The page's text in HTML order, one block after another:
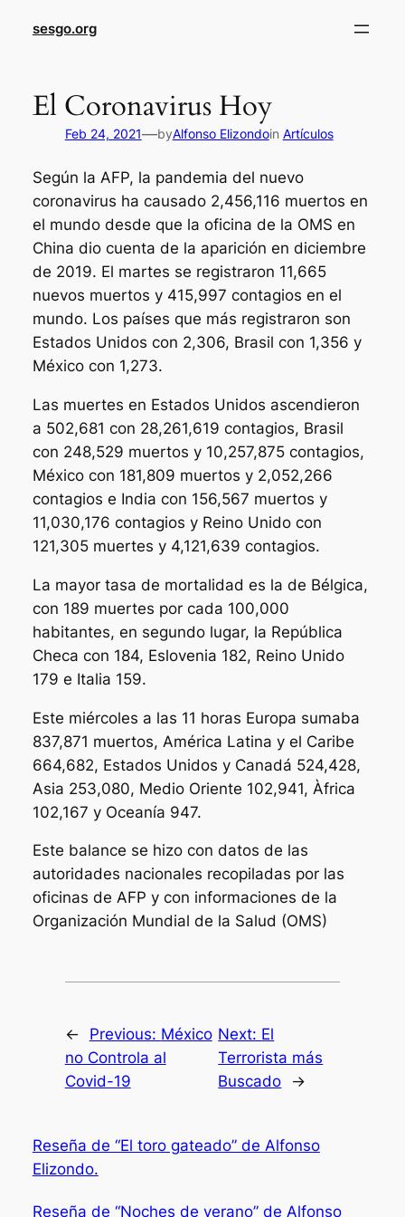
sesgo.org
El Coronavirus Hoy
Feb 24, 2021—byAlfonso Elizondoin Artículos
Según la AFP, la pandemia del nuevo
coronavirus ha causado 2,456,116 muertos en
el mundo desde que la oficina de la OMS en
China dio cuenta de la aparición en diciembre
de 2019. El martes se registraron 11,665
nuevos muertos y 415,997 contagios en el
mundo. Los países que más registraron son
Estados Unidos con 2,306, Brasil con 1,356 y
México con 1,273.
Las muertes en Estados Unidos ascendieron
a 502,681 con 28,261,619 contagios, Brasil
con 248,529 muertos y 10,257,875 contagios,
México con 181,809 muertos y 2,052,266
contagios e India con 156,567 muertos y
11,030,176 contagios y Reino Unido con
121,305 muertes y 4,121,639 contagios.
La mayor tasa de mortalidad es la de Bélgica,
con 189 muertes por cada 100,000
habitantes, en segundo lugar, la República
Checa con 184, Eslovenia 182, Reino Unido
179 e Italia 159.
Este miércoles a las 11 horas Europa sumaba
837,871 muertos, América Latina y el Caribe
664,682, Estados Unidos y Canadá 524,428,
Asia 253,080, Medio Oriente 102,941, Àfrica
102,167 y Oceanía 947.
Este balance se hizo con datos de las
autoridades nacionales recopiladas por las
oficinas de AFP y con informaciones de la
Organización Mundial de la Salud (OMS)
← Previous: México
no Controla al
Covid-19
Next: El
Terrorista más
Buscado
→
Reseña de “El toro gateado” de Alfonso
Elizondo.
Reseña de “Noches de verano” de Alfonso